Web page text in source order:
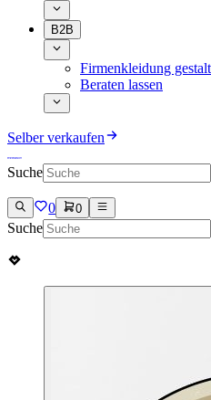
B2B
Firmenkleidung
Beraten lassen
Selber verkaufen
Suche
0 0
Suche